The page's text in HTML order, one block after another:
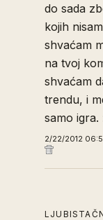
do sada
kojih
shvaćam
na tvoj
shvaćam
trendu, i
samo igra.
2/22/2012